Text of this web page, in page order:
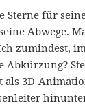
Sterne für
Abwege.
zumindest,
Abkürzung?
3D-